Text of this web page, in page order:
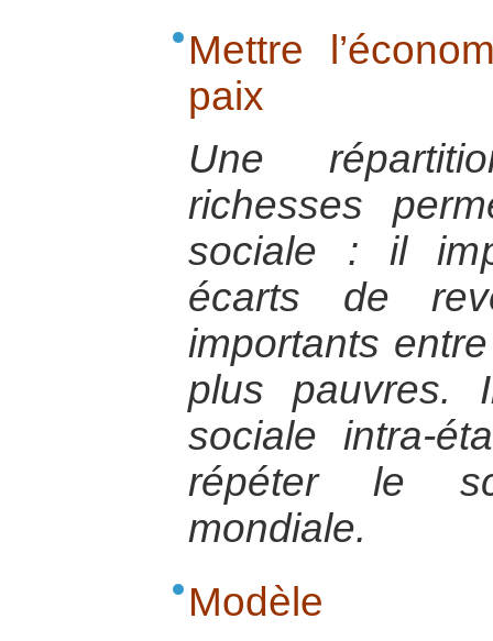
Mettre
paix
Une
richesses
sociale : il
écarts de
importants
plus
sociale intra-
répéter le
mondiale.
Modèle